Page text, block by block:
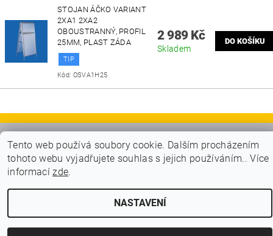
STOJAN ÁČKO VARIANT
2XA1 2XA2
OBOUSTRANNÝ, PROFIL
25MM, PLAST ZÁDA
TIP
Kód: OSVA1H25
2 989 Kč
Skladem
PLAKÁTOVÉ RÁMY A KLAPRÁMY | VITRÍNY A NÁSTĚNKY |
STOJANY A POUTAČE | MOBILNÍ PREZENTAČNÍ SYSTÉM |
KONTAKTY
2026 © VIPOL, všechna práva vyhrazena
Vytvořil Shoptet
Tento web používá soubory cookie. Dalším procházením
tohoto webu vyjadřujete souhlas s jejich používáním.. Více
informacízde.
NASTAVENÍ